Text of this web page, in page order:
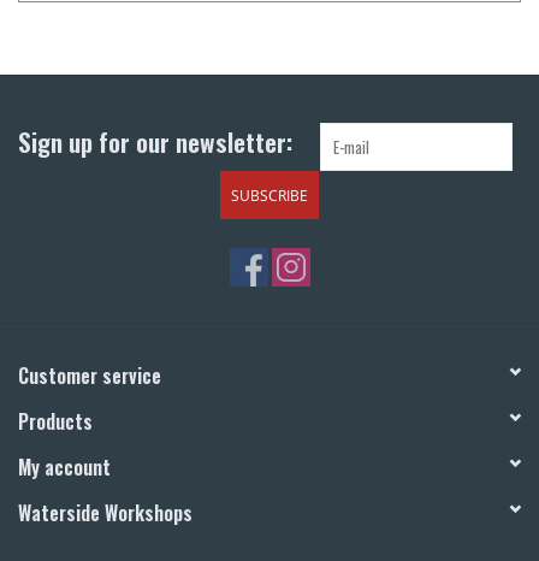
Sign up for our newsletter:
SUBSCRIBE
Customer service
Products
My account
Waterside Workshops